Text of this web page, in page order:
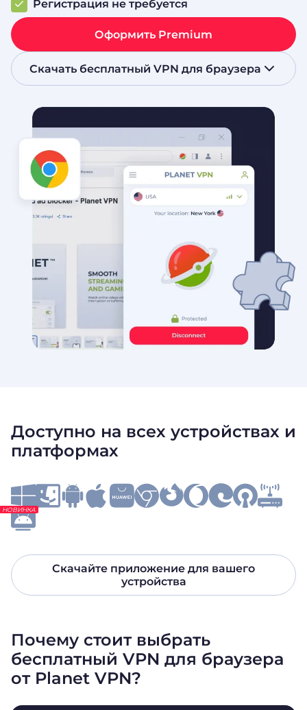
Регистрация не требуется
Оформить Premium
Скачать бесплатный VPN для браузера
Доступно на всех устройствах и
платформах
НОВИНКА
Скачайте приложение для вашего
устройства
Почему стоит выбрать
бесплатный VPN для браузера
от Planet VPN?